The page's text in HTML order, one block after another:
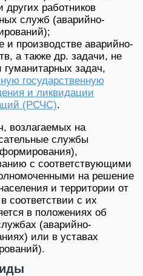
других работников
служб (аварийно-
и производстве аварийно-
а также др. задачи, не
задач,
государственную
и ликвидации
(РСЧС).
возлагаемых на
службы
с соответствующими
на решение
и территории от
соответствии с их
в положениях об
(аварийно-
или в уставах